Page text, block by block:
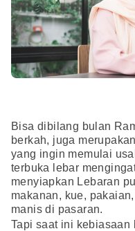
Bisa dibilang bulan
berkah, juga
yang ingin memulai
terbuka lebar
menyiapkan Lebaran
makanan, kue,
manis di pasaran.
Tapi saat ini kebiasaan